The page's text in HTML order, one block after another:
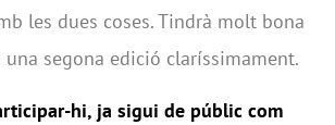
les dues coses. Tindrà molt bona
segona edició claríssimament.
hi, ja sigui de públic com